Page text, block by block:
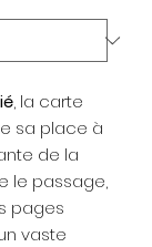
, la carte
sa place à
de la
le passage,
pages
vaste